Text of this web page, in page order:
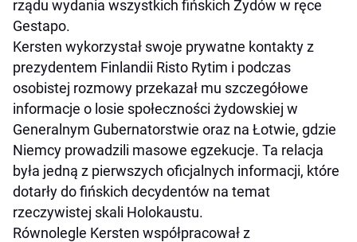
rządu wydania wszystkich fińskich Żydów w ręce
Gestapo.
Kersten wykorzystał swoje prywatne kontakty z
prezydentem Finlandii Risto Rytim i podczas
osobistej rozmowy przekazał mu szczegółowe
informacje o losie społeczności żydowskiej w
Generalnym Gubernatorstwie oraz na Łotwie, gdzie
Niemcy prowadzili masowe egzekucje. Ta relacja
była jedną z pierwszych oficjalnych informacji, które
dotarły do fińskich decydentów na temat
rzeczywistej skali Holokaustu.
Równolegle Kersten współpracował z